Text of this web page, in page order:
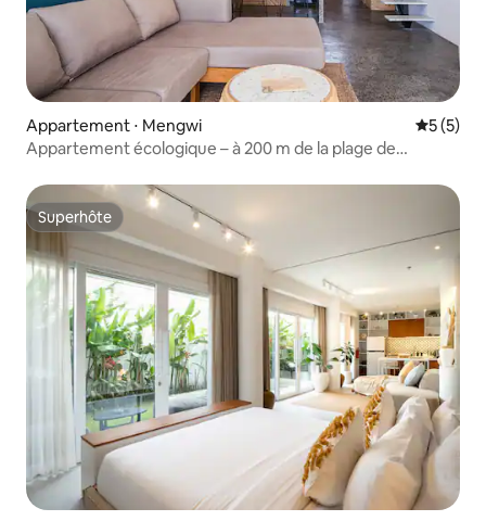
Appartement ⋅ Mengwi
5 (5)
Appartement écologique – à 200 m de la plage de
Superhôte
Superhôte